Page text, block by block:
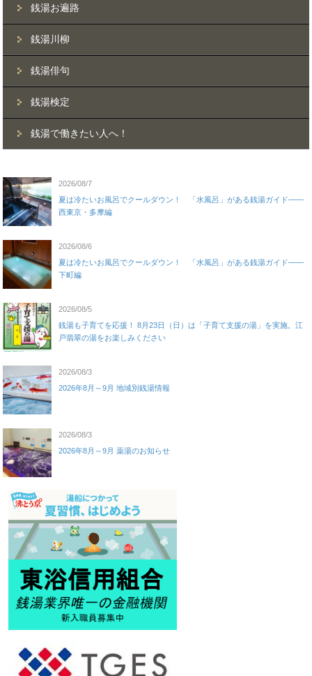
銭湯お遍路
銭湯川柳
銭湯俳句
銭湯検定
銭湯で働きたい人へ！
2026/08/7
夏は冷たいお風呂でクールダウン！ 「水風呂」がある銭湯ガイド——
西東京・多摩編
2026/08/6
夏は冷たいお風呂でクールダウン！ 「水風呂」がある銭湯ガイド——
下町編
2026/08/5
銭湯も子育てを応援！ 8月23日（日）は「子育て支援の湯」を実施。江
戸翡翠の湯をお楽しみください
2026/08/3
2026年8月～9月 地域別銭湯情報
2026/08/3
2026年8月～9月 薬湯のお知らせ